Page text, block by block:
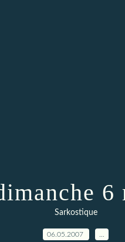
6
Sarkostique
06.05.2007